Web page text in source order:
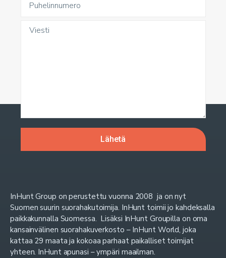
InHunt Group on perustettu vuonna 2008 ja on nyt
Suomen suurin suorahakutoimija. InHunt toimii jo kahdeksalla
paikkakunnalla Suomessa. Lisäksi InHunt Groupilla on oma
kansainvälinen suorahakuverkosto – InHunt World, joka
kattaa 29 maata ja kokoaa parhaat paikalliset toimijat
yhteen. InHunt apunasi – ympäri maailman.